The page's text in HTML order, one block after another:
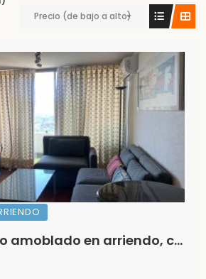
Precio (de bajo a alto)
Departamento amoblado en arriendo, con Excelente ubicación